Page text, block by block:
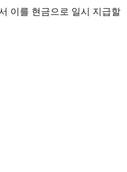
이를 현금으로 일시 지급할